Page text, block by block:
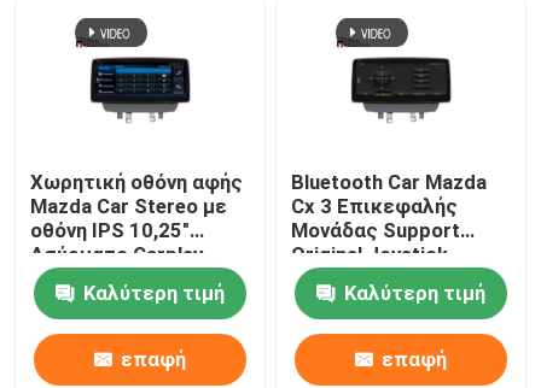
Χωρητική οθόνη αφής
Mazda Car Stereo με
οθόνη IPS 10,25"
Ασύρματο Carplay
Καλύτερη τιμή
επαφή
Bluetooth Car Mazda
Cx 3 Επικεφαλής
Μονάδας Support
Original Joystick
Ασύρματο Carplay 4G
Καλύτερη τιμή
επαφή